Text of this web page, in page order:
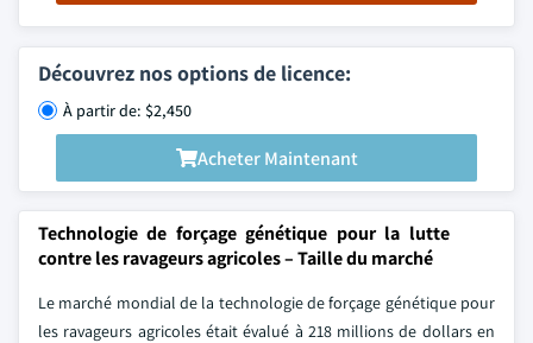
Découvrez nos options de licence:
À partir de: $2,450
Acheter Maintenant
Technologie de forçage génétique pour la lutte
contre les ravageurs agricoles – Taille du marché
Le marché mondial de la technologie de forçage génétique pour
les ravageurs agricoles était évalué à 218 millions de dollars en